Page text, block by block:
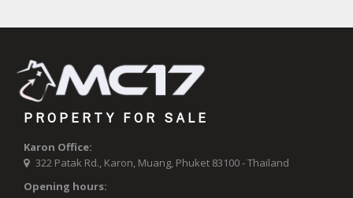
PROPERTY FOR SALE
Karon Office:
322 Patak Rd., Karon, Muang, Phuket 83100 - Thailand
Opening hours: